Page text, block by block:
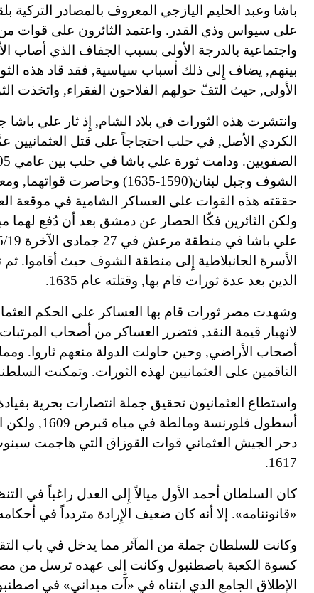
باشا وعبد الحليم اليازجي المعروف بالمصادر التركية
على سيواس وذي القدر. واعتمد الثائرون على قوات من
واجتماعية بالدرجة الأولى بسبب الجفاف الذي أصاب
بينهم, يضاف إِلى ذلك أسباب سياسية, فقد قاد هذه
الأولى, حيث التفّ حولهم الفلاحون الفقراء, واتخذت
وانتشرت هذه الثورات في بلاد الشام, إِذ ثار علي باشا
الكردي الأصل, في حلب احتجاجاً على قتل
الشوف وجبل لبنان(1590-
حققته هذه القوات على العساكر الشامية في موقعة
ولكن الثائرين فكّا الحصار عن دمشق بعد أن دُفع
الأسرة الجانبلاطية إِلى منطقة الشوف حيث أقاموا.
الدين بعد عدة ثورات قام بها, وقتلته عام 1635.
لانهيار قيمة النقد, فتضرر العساكر من أصحاب
أصحاب الأراضي, وحين حاولت الدولة منعهم ثاروا.
الناقمين على العثمانيين لهذه الثورات. وتمكنت
واستطاع العثمانيون تحقيق جملة انتصارات بحرية
أسطول فلورنسة ومالطة في مياه قبرص 1609, ولكن الأسطول العثماني هُزم في ليبانتو 1610. وكانت الحرب البحرية سجالاً.
دحر الجيش العثماني قوات القوزاق التي هاجمت
1617.
كان السلطان أحمد الأول ميالاً إِلى العدل راغباً في
«قانوننامه». إلا أنه كان ضعيف الإِرادة متردداً في
وكانت للسلطان جملة من المآثر مما يدخل في باب
كسوة الكعبة باصطنبول وكانت إِلى عهده ترسل من مصر,
الإِطلاق الجامع الذي ابتناه في « آت ميداني» في